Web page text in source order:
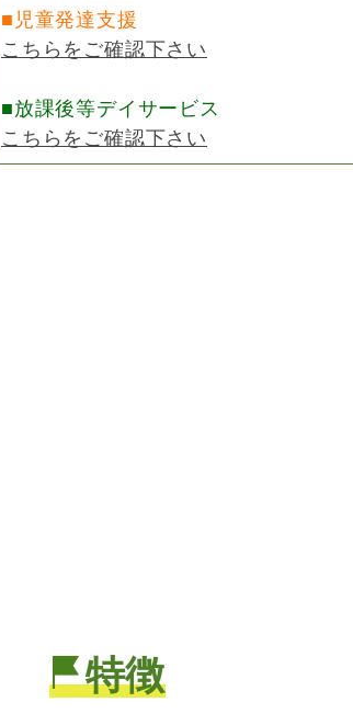
■児童発達支援
こちらをご確認下さい
■放課後等デイサービス
こちらをご確認下さい
特徴